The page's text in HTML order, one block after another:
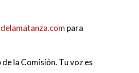
para
la Comisión. Tu voz es